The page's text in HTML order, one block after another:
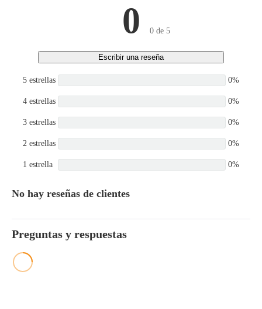
0 0 de 5
Escribir una reseña
5 estrellas 0%
4 estrellas 0%
3 estrellas 0%
2 estrellas 0%
1 estrella 0%
No hay reseñas de clientes
Preguntas y respuestas